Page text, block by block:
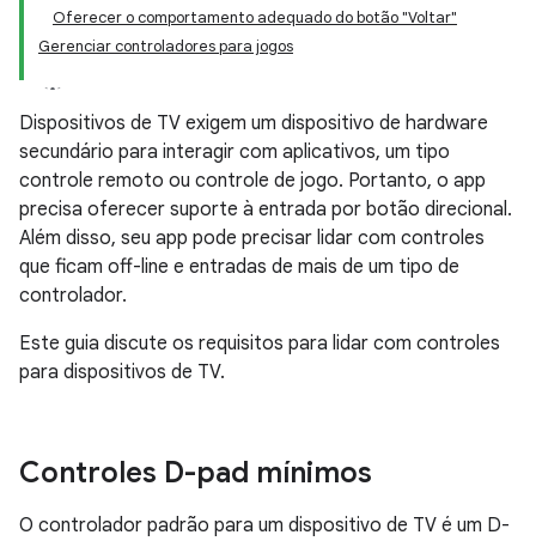
Oferecer o comportamento adequado do botão "Voltar"
Gerenciar controladores para jogos
Dispositivos de TV exigem um dispositivo de hardware
secundário para interagir com aplicativos, um tipo
controle remoto ou controle de jogo. Portanto, o app
precisa oferecer suporte à entrada por botão direcional.
Além disso, seu app pode precisar lidar com controles
que ficam off-line e entradas de mais de um tipo de
controlador.
Este guia discute os requisitos para lidar com controles
para dispositivos de TV.
Controles D-pad mínimos
O controlador padrão para um dispositivo de TV é um D-